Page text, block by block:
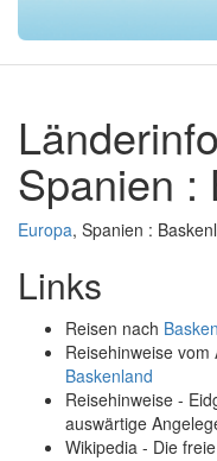
Spanien :
Europa, Spanien :
Links
Reisen nach
Reisehinweise
Baskenland
Reisehinweise -
auswärtige
Wikipedia - Die